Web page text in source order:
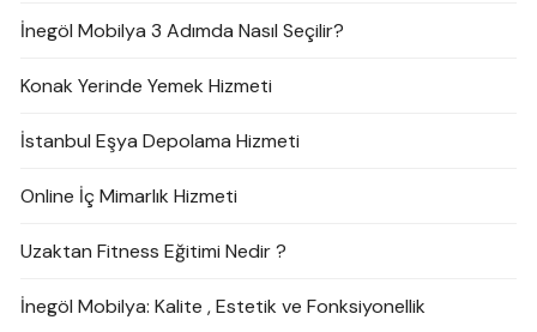
İnegöl Mobilya 3 Adımda Nasıl Seçilir?
Konak Yerinde Yemek Hizmeti
İstanbul Eşya Depolama Hizmeti
Online İç Mimarlık Hizmeti
Uzaktan Fitness Eğitimi Nedir ?
İnegöl Mobilya: Kalite , Estetik ve Fonksiyonellik